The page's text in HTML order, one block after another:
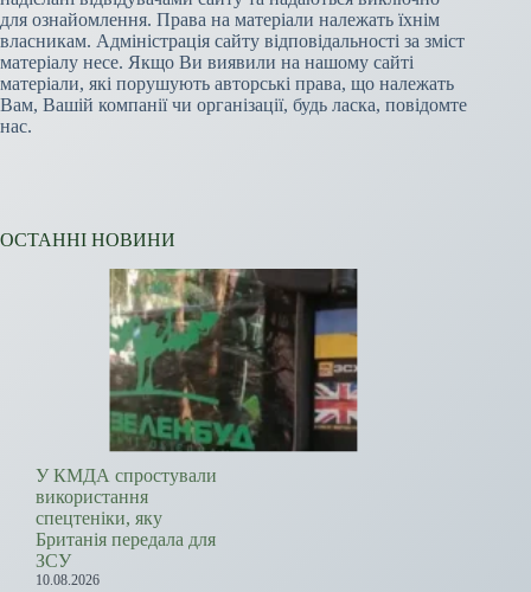
для ознайомлення. Права на матеріали належать їхнім
власникам. Адміністрація сайту відповідальності за зміст
матеріалу несе. Якщо Ви виявили на нашому сайті
матеріали, які порушують авторські права, що належать
Вам, Вашій компанії чи організації, будь ласка, повідомте
нас.
ОСТАННІ НОВИНИ
У КМДА спростували
використання
спецтеніки, яку
Британія передала для
ЗСУ
10.08.2026